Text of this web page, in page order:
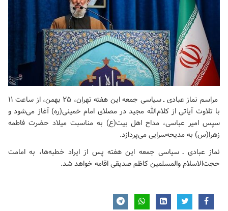
مراسم نماز عبادی ـ سیاسی جمعه این هفته تهران، ۲۵ بهمن، از ساعت ۱۱
با تلاوت آیاتی از کلام‌الله مجید در مصلای امام خمینی(ره) آغاز می‌شود و
سپس امیر عباسی، مداح اهل بیت(ع) به مناسبت میلاد حضرت فاطمه
زهرا(س) به مدیحه‌سرایی می‌پردازد.
نماز عبادی ـ سیاسی جمعه این هفته پس از ایراد خطبه‌ها، به امامت
حجت‌الاسلام‌ والمسلمین کاظم صدیقی اقامه خواهد شد.